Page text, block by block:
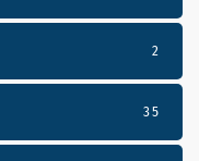
2
35